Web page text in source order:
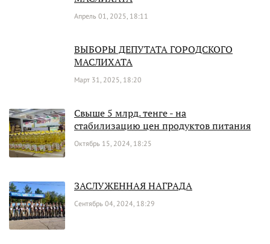
Апрель 01, 2025, 18:11
ВЫБОРЫ ДЕПУТАТА ГОРОДСКОГО
МАСЛИХАТА
Март 31, 2025, 18:20
Свыше 5 млрд. тенге - на
стабилизацию цен продуктов питания
Октябрь 15, 2024, 18:25
ЗАСЛУЖЕННАЯ НАГРАДА
Сентябрь 04, 2024, 18:29